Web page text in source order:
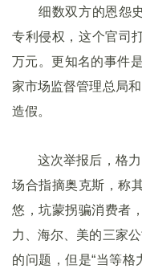
细数双方的恩怨史
专利侵权，这个官司
万元。更知名的事件
家市场监督管理总局
造假。
这次举报后，格力
场合指摘奥克斯，称
悠，坑蒙拐骗消费者
力、海尔、美的三家
的问题，但是“当等格